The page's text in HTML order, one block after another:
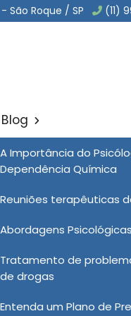
São Roque / SP (11)
Blog
A Importância do
Dependência Química
Reuniões terapêuticas
Abordagens
Tratamento de
de drogas
Entenda um Plano de
de
aos
um enfoque na
os